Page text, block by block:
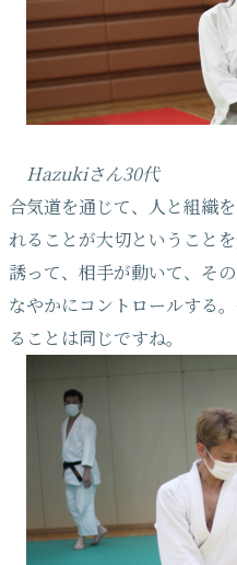
Hazukiさん30代
合気道を通じて、人と組織
れることが大切ということを
誘って、相手が動いて、そ
なやかにコントロールする
ることは同じですね。